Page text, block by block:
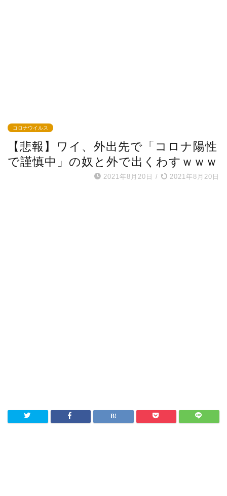
コロナウイルス
【悲報】ワイ、外出先で「コロナ陽性
で謹慎中」の奴と外で出くわすｗｗｗ
2021年8月20日 / 2021年8月20日